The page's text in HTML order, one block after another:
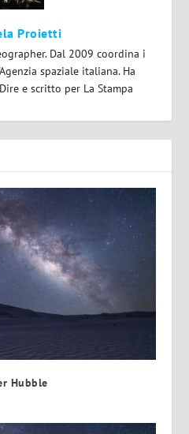
Proietti
Dal 2009 coordina i
spaziale italiana. Ha
e scritto per La Stampa
Hubble